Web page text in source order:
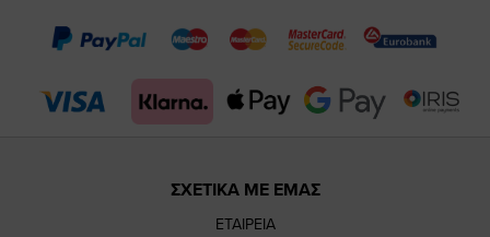
pagepage
page
TikTok
page
ΣΧΕΤΙΚΑ ΜΕ ΕΜΑΣ
ΕΤΑΙΡΕΙΑ